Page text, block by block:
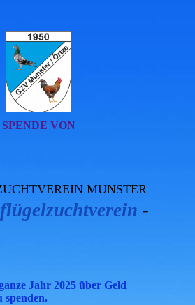
SPENDE VON
MUNSTER
-
Jahr 2025 über Geld
spenden.